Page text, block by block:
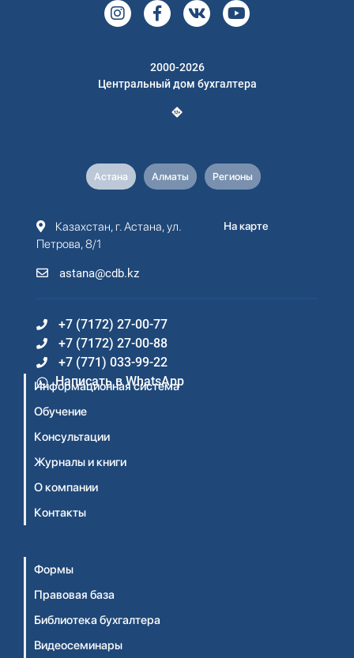
2000-2026
Центральный дом бухгалтера
Астана Алматы Регионы
Казахстан, г. Астана, ул.
Петрова, 8/1
astana@cdb.kz
На карте
+7 (7172) 27-00-77
+7 (7172) 27-00-88
+7 (771) 033-99-22
Написать в WhatsApp
Информационная система
Обучение
Консультации
Журналы и книги
О компании
Контакты
Формы
Правовая база
Библиотека бухгалтера
Видеосеминары